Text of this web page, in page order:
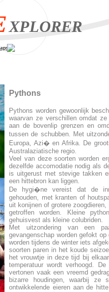
XPLORER
Pythons
Pythons worden gewoonlijk
waarvan ze verschillen omdat
aan de bovenlip grenzen en
tussen de schubben. Met
Europa, Azi� en Afrika. De
Australaziatische regio.
Veel van deze soorten worden
dezelfde accomodatie nodig als
is uitgerust met stevige takken
een hittebron kan liggen.
De hygi�ne vereist dat de
gehouden, met kranten of
uit konijnen of grotere
getroffen worden. Kleine
gehuisvest als kleine colubriden.
Met uitzondering van een
gevangenschap worden gefokt
worden tijdens de winter iets
soorten paren in het koude
het vrouwtje in deze tijd bij
temperatuur wordt verhoogd.
vertonen vaak een vreemd
bizarre houdingen, waarbij
ontwikkelende eieren aan de